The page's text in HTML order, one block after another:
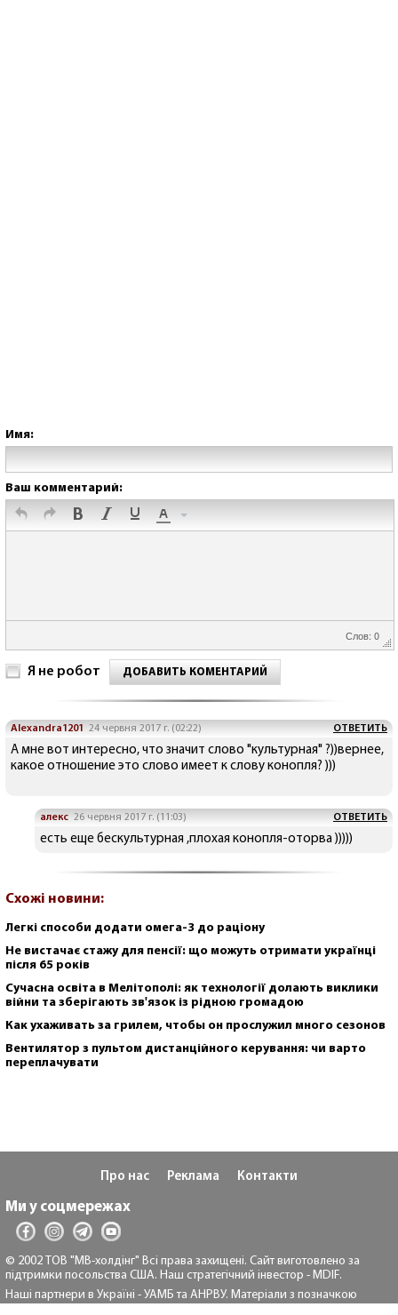
Имя:
Ваш комментарий:
Слов: 0
Я не робот ДОБАВИТЬ КОМЕНТАРИЙ
Alexandra1201 24 червня 2017 г. (02:22) ОТВЕТИТЬ
А мне вот интересно, что значит слово "культурная" ?))вернее,
какое отношение это слово имеет к слову конопля? )))
алекс 26 червня 2017 г. (11:03) ОТВЕТИТЬ
есть еще бескультурная ,плохая конопля-оторва )))))
Схожі новини:
Легкі способи додати омега-3 до раціону
Не вистачає стажу для пенсії: що можуть отримати українці
після 65 років
Сучасна освіта в Мелітополі: як технології долають виклики
війни та зберігають зв'язок із рідною громадою
Как ухаживать за грилем, чтобы он прослужил много сезонов
Вентилятор з пультом дистанційного керування: чи варто
переплачувати
Про нас Реклама Контакти
Ми у соцмережах
© 2002 ТОВ "МВ-холдінг" Всі права захищені. Сайт виготовлено за
підтримки посольства США. Наш стратегічний інвестор - MDIF.
Наші партнери в Україні - УАМБ та АНРВУ. Матеріали з позначкою